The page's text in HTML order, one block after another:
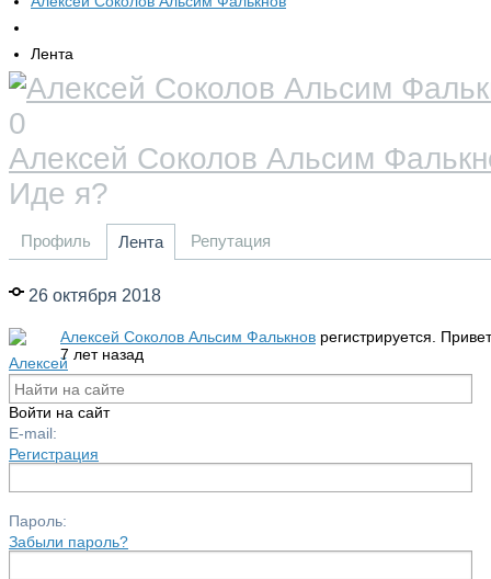
Лента
0
Алексей Соколов Альсим
Иде я?
Профиль Лента Репутация
26 октября 2018
Алексей Соколов Альсим Фалькнов регистрируется.
7 лет назад
Войти на сайт
E-mail:
Регистрация
Пароль:
Забыли пароль?